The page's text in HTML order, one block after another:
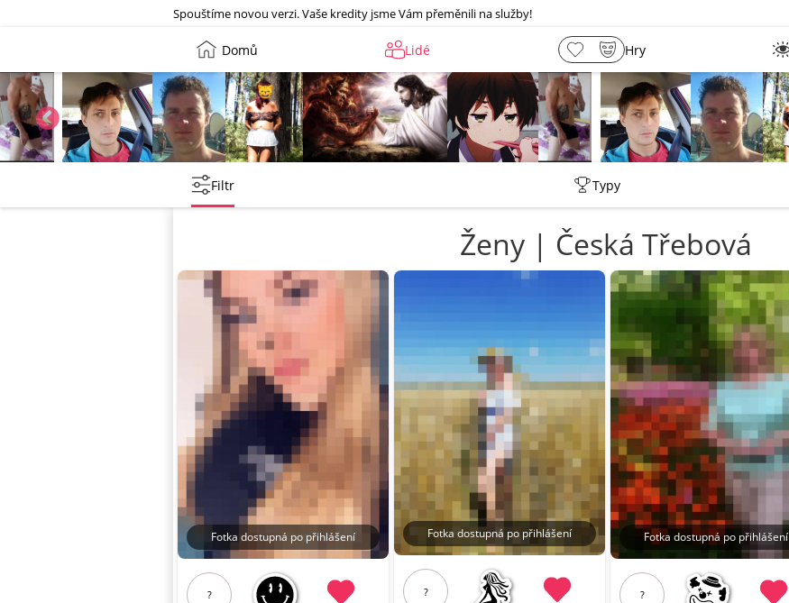
Spouštíme novou verzi. Vaše kredity jsme Vám přeměnili na služby!
Domů Lidé Hry
Filtr Typy
Ženy | Česká Třebová
Fotka dostupná po přihlášení
?
Fotka dostupná po přihlášení
?
Fotka dostupná po přihlášení
?